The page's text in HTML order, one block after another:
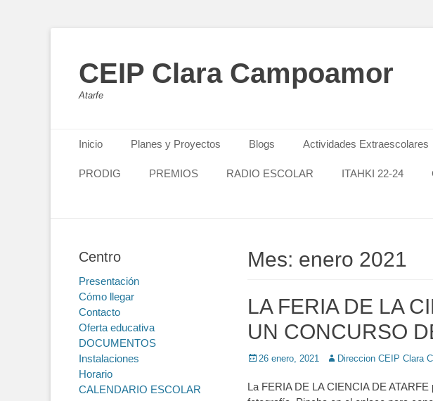
CEIP Clara Campoamor
Atarfe
Primary Menu
content
Inicio Planes y Proyectos Blogs Actividades Extraescolares
PRODIG PREMIOS RADIO ESCOLAR ITAHKI 22-24
Mes: enero 2021
LA FERIA DE LA
UN CONCURSO
Posted
26 enero, 2021 Author
Direccion CEIP Clara
La FERIA DE LA CIENCIA DE
Centro
Presentación
Cómo llegar
Contacto
Oferta educativa
DOCUMENTOS
Instalaciones
Horario
CALENDARIO ESCOLAR